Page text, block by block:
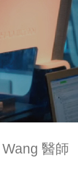
醫師